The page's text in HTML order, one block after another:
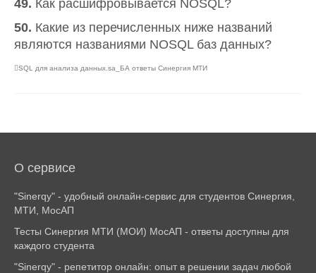
49. Как расшифровывается NOSQL?
50. Какие из перечисленных ниже названий
являются названиями NOSQL баз данных?
SQL для анализа данных.sa_БА ответы Синергия МТИ
О сервисе
"Sinerqy" - удобный онлайн-сервис для студентов Синергия,
МТИ, МосАП
Тесты Синергия МТИ (МОИ) МосАП - ответы доступны для
каждого студента
"Sinerqy" - репетитор онлайн: опыт в решении задач любой